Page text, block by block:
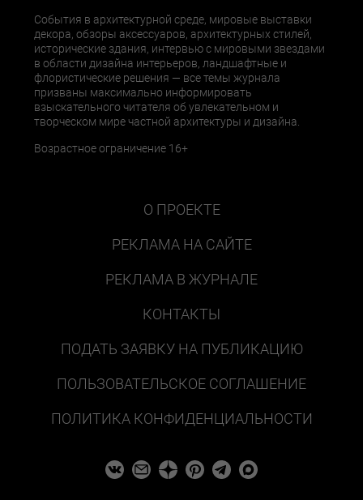
События в архитектурной среде, мировые выставки
декора, обзоры аксессуаров, архитектурных стилей,
исторические здания, интервью с мировыми звездами
в области дизайна интерьеров, ландшафтные и
флористические решения — все темы журнала
призваны максимально информировать
взыскательного читателя об увлекательном и
творческом мире частной архитектуры и дизайна.
Возрастное ограничение 16+
О ПРОЕКТЕ
РЕКЛАМА НА САЙТЕ
РЕКЛАМА В ЖУРНАЛЕ
КОНТАКТЫ
ПОДАТЬ ЗАЯВКУ НА ПУБЛИКАЦИЮ
ПОЛЬЗОВАТЕЛЬСКОЕ СОГЛАШЕНИЕ
ПОЛИТИКА КОНФИДЕНЦИАЛЬНОСТИ